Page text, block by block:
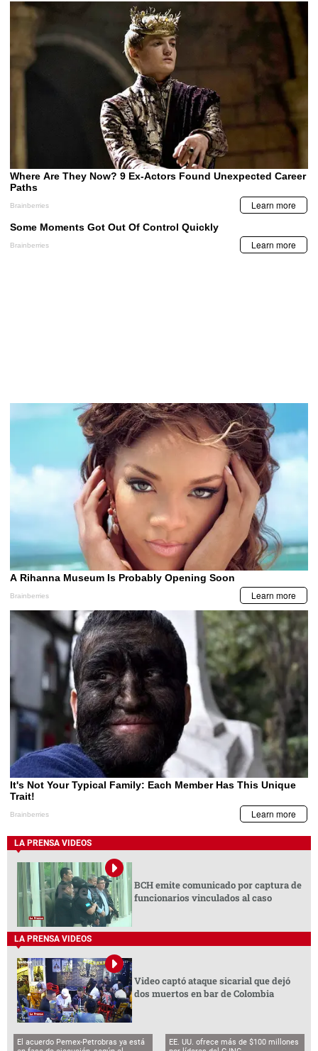
LA PRENSA VIDEOS
BCH emite comunicado por captura de
funcionarios vinculados al caso
LA PRENSA VIDEOS
Video captó ataque sicarial que dejó
dos muertos en bar de Colombia
El acuerdo Pemex-Petrobras ya está
EE. UU. ofrece más de $100 millones